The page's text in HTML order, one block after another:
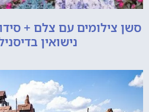
סשן צילומים עם צלם +
נישואין